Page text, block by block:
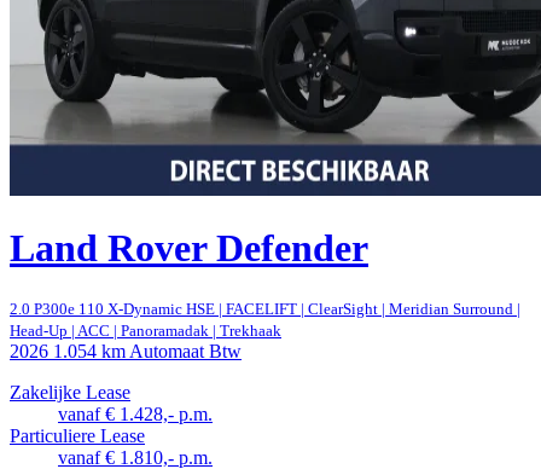
Land Rover Defender
2.0 P300e 110 X-Dynamic HSE | FACELIFT | ClearSight | Meridian Surround |
Head-Up | ACC | Panoramadak | Trekhaak
2026 1.054 km Automaat Btw
Zakelijke Lease
vanaf € 1.428,- p.m.
Particuliere Lease
vanaf € 1.810,- p.m.